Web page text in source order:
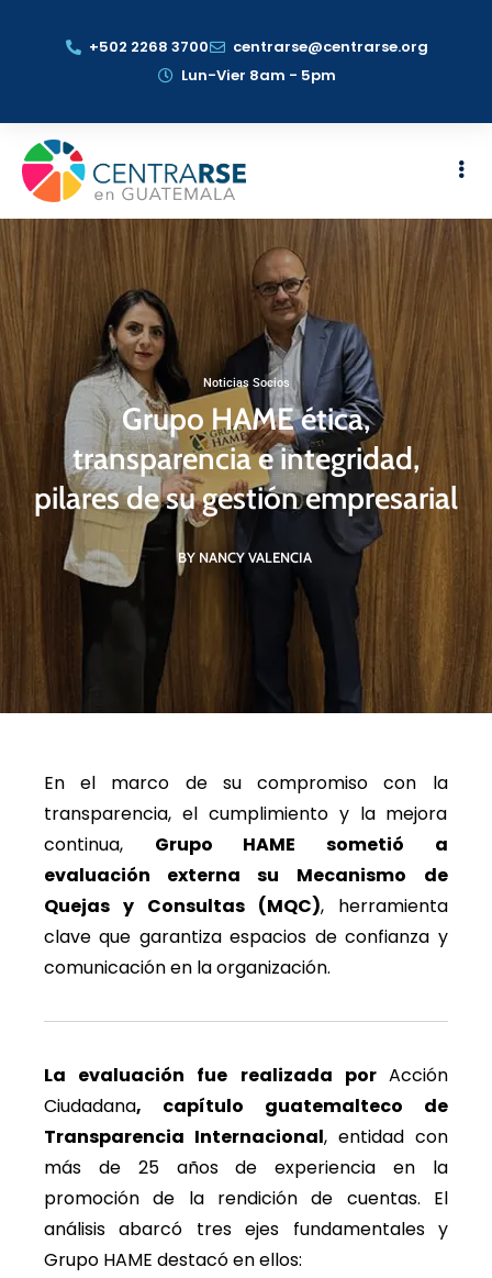
+502 2268 3700
centrarse@centrarse.org
Lun-Vier 8am - 5pm
Noticias Socios
Grupo HAME ética,
transparencia e integridad,
pilares de su gestión empresarial
BY NANCY VALENCIA
En el marco de su compromiso con la
transparencia, el cumplimiento y la mejora
continua, Grupo HAME sometió a
evaluación externa su
Mecanismo de
Quejas y Consultas (MQC), herramienta
clave que garantiza espacios de confianza y
comunicación en la organización.
La evaluación fue realizada por Acción
Ciudadana, capítulo guatemalteco de
Transparencia Internacional, entidad con
más de 25 años de experiencia en la
promoción de la rendición de cuentas. El
análisis abarcó tres ejes fundamentales y
Grupo HAME destacó en ellos: